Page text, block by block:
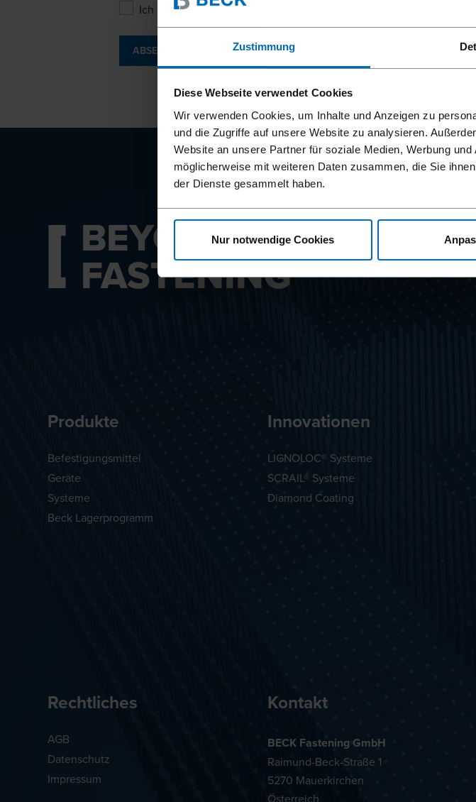
Zustimmung
Diese Webseite verwendet Cookies
Wir verwenden Cookies, um Inhalte und Anzeigen zu
und die Zugriffe auf unsere Website zu analysieren.
Website an unsere Partner für soziale Medien, Werbung
möglicherweise mit weiteren Daten zusammen, die Sie
der Dienste gesammelt haben.
Nur notwendige Cookies
Ich bin mit denDatenschutzbestimmungen
ABSENDEN
BEYOND
FASTENING
Produkte
Befestigungsmittel
Geräte
Systeme
Beck Lagerprogramm
Innovationen
LIGNOLOC® Systeme
SCRAIL® Systeme
Diamond Coating
Rechtliches
AGB
Datenschutz
Impressum
Kontakt
BECK Fastening GmbH
Raimund-Beck-Straße 1
5270 Mauerkirchen
Österreich